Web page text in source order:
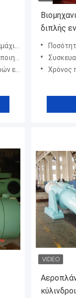
διπλής
Ποσότητα
Συσκευασία
Χρόνος